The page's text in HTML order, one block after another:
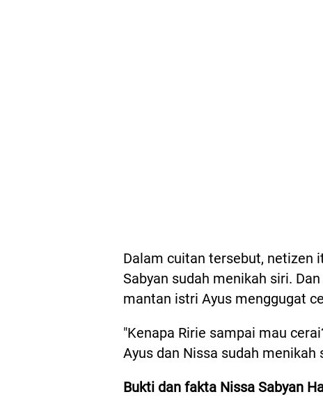
Dalam cuitan tersebut, netizen
Sabyan sudah menikah siri.
mantan istri Ayus menggugat
"Kenapa Ririe sampai mau
Ayus dan Nissa sudah menikah
Bukti dan fakta Nissa Sabyan